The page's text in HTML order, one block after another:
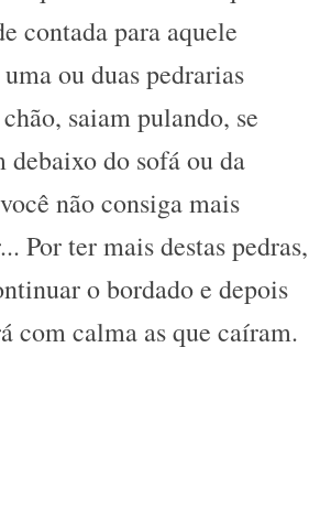
contada para aquele
ou duas pedrarias
saiam pulando, se
debaixo do sofá ou da
não consiga mais
Por ter mais destas pedras,
o bordado e depois
com calma as que caíram.